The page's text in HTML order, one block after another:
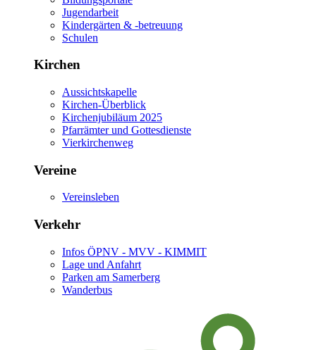
Jugendarbeit
Kindergärten & -betreuung
Schulen
Kirchen
Aussichtskapelle
Kirchen-Überblick
Kirchenjubiläum 2025
Pfarrämter und Gottesdienste
Vierkirchenweg
Vereine
Vereinsleben
Verkehr
Infos ÖPNV - MVV - KIMMIT
Lage und Anfahrt
Parken am Samerberg
Wanderbus